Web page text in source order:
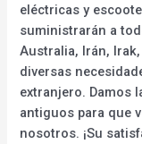
eléctricas y
suministrarán a
Australia, Irán,
diversas
extranjero. Damos
antiguos para que
nosotros. ¡Su